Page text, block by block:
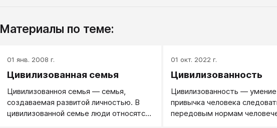
Материалы по теме:
01 янв. 2008 г.
Цивилизованная семья
Цивилизованноя семья — семья,
создаваемая развитой личностью. В
цивилизованной семье люди относятся
01 окт. 2022 г.
Цивилизованность
Цивилизованность ―
привычка человека
передовым нормам